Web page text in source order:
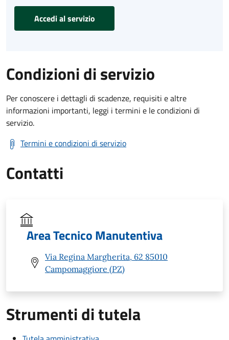
Accedi al servizio
Condizioni di servizio
Per conoscere i dettagli di scadenze, requisiti e altre
informazioni importanti, leggi i termini e le condizioni di
servizio.
Termini e condizioni di servizio
Contatti
Area Tecnico Manutentiva
Via Regina Margherita, 62 85010
Campomaggiore (PZ)
Strumenti di tutela